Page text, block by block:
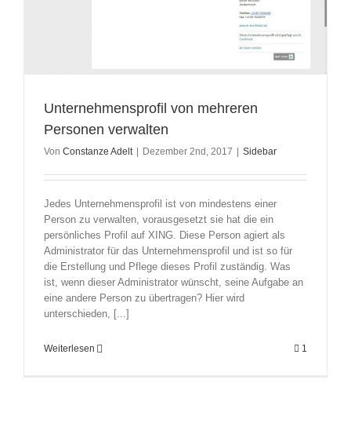
Unternehmensprofil von mehreren
Personen verwalten
Von Constanze Adelt | Dezember 2nd, 2017 | Sidebar
Jedes Unternehmensprofil ist von mindestens einer
Person zu verwalten, vorausgesetzt sie hat die ein
persönliches Profil auf XING. Diese Person agiert als
Administrator für das Unternehmensprofil und ist so für
die Erstellung und Pflege dieses Profil zuständig. Was
ist, wenn dieser Administrator wünscht, seine Aufgabe an
eine andere Person zu übertragen? Hier wird
unterschieden, [...]
Weiterlesen 1